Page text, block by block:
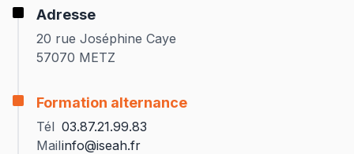
Adresse
20 rue Joséphine Caye
57070 METZ
Formation alternance
Tél 03.87.21.99.83
Mailinfo@iseah.fr